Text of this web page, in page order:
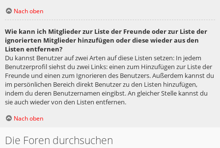
Nach oben
Wie kann ich Mitglieder zur Liste der Freunde oder zur Liste der
ignorierten Mitglieder hinzufügen oder diese wieder aus den
Listen entfernen?
Du kannst Benutzer auf zwei Arten auf diese Listen setzen: In jedem
Benutzerprofil siehst du zwei Links: einen zum Hinzufügen zur Liste der
Freunde und einen zum Ignorieren des Benutzers. Außerdem kannst du
im persönlichen Bereich direkt Benutzer zu den Listen hinzufügen,
indem du deren Benutzernamen eingibst. An gleicher Stelle kannst du
sie auch wieder von den Listen entfernen.
Nach oben
Die Foren durchsuchen